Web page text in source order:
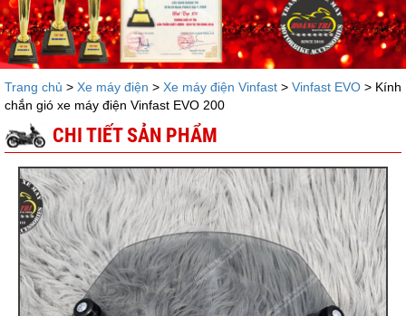
Trang chủ > Xe máy điện > Xe máy điện Vinfast > Vinfast EVO > Kính
chắn gió xe máy điện Vinfast EVO 200
CHI TIẾT SẢN PHẨM